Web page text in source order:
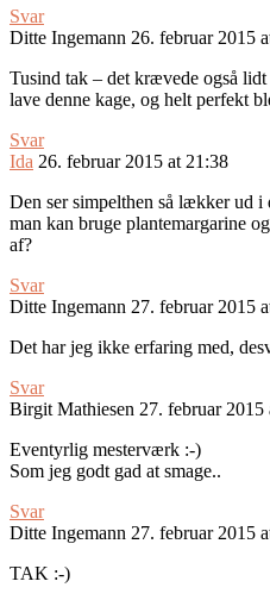
Svar
Ditte Ingemann 26. februar 2015
Tusind tak – det krævede også
lave denne kage, og helt perfekt
Svar
Ida 26. februar 2015 at 21:38
Den ser simpelthen så lækker ud
man kan bruge plantemargarine
af?
Svar
Ditte Ingemann 27. februar 2015
Det har jeg ikke erfaring med,
Svar
Birgit Mathiesen 27. februar 2015
Eventyrlig mesterværk :-)
Som jeg godt gad at smage..
Svar
Ditte Ingemann 27. februar 2015
TAK :-)